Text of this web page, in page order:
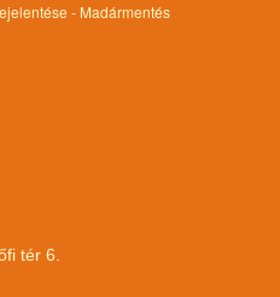
- Madármentés
tér 6.